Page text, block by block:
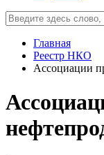
Главная
Реестр НКО
Ассоциации